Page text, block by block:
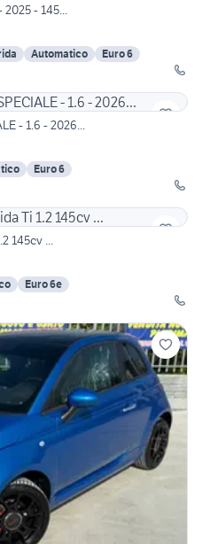
2025 - 145...
Automatico
Euro 6
- 1.6 - 2026...
Euro 6
145cv ...
Euro 6e